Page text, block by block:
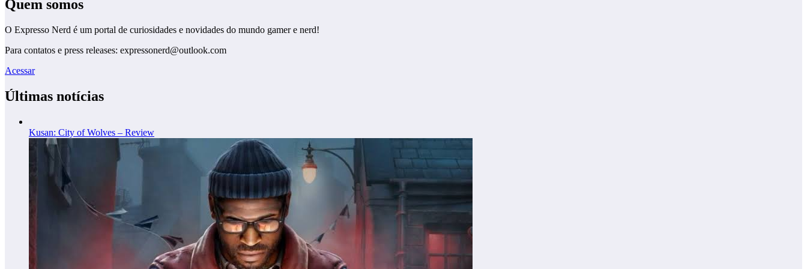
Quem somos
O Expresso Nerd é um portal de curiosidades e novidades do mundo gamer e nerd!
Para contatos e press releases: expressonerd@outlook.com
Acessar
Últimas notícias
Kusan: City of Wolves – Review